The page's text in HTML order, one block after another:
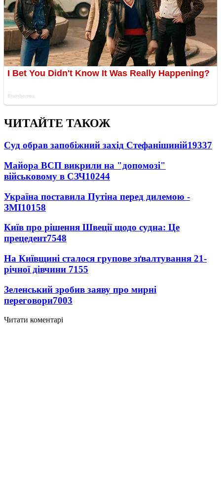
ЧИТАЙТЕ ТАКОЖ
Суд обрав запобіжний захід Стефанішиній19337
Майора ВСП викрили на "допомозі"
військовому в СЗЧ10244
Україна поставила Путіна перед дилемою -
ЗМІ10158
Київ про рішення Швеції щодо судна: Це
прецедент7548
На Київщині сталося групове зґвалтування 21-
річної дівчини 7155
Зеленський зробив заяву про мирні
переговори7003
Читати коментарі